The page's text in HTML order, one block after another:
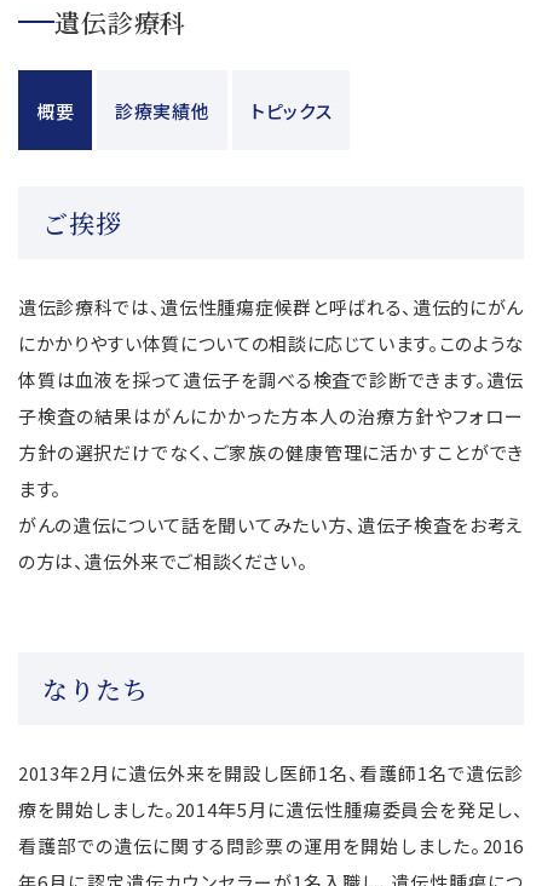
遺伝診療科
概要 診療実績他 トピックス
ご挨拶
遺伝診療科では、遺伝性腫瘍症候群と呼ばれる、遺伝的にがん
にかかりやすい体質についての相談に応じています。このような
体質は血液を採って遺伝子を調べる検査で診断できます。遺伝
子検査の結果はがんにかかった方本人の治療方針やフォロー
方針の選択だけでなく、ご家族の健康管理に活かすことができ
ます。
がんの遺伝について話を聞いてみたい方、遺伝子検査をお考え
の方は、遺伝外来でご相談ください。
なりたち
2013年2月に遺伝外来を開設し医師1名、看護師1名で遺伝診
療を開始しました。2014年5月に遺伝性腫瘍委員会を発足し、
看護部での遺伝に関する問診票の運用を開始しました。 2016